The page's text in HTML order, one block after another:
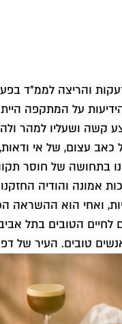
על המתקפה
קשה ושעליו למהר
עצום, של אי
אנחנו בתחושה
אמונה והודיה
ואחי הוא ההשראה
טובים. העיר של